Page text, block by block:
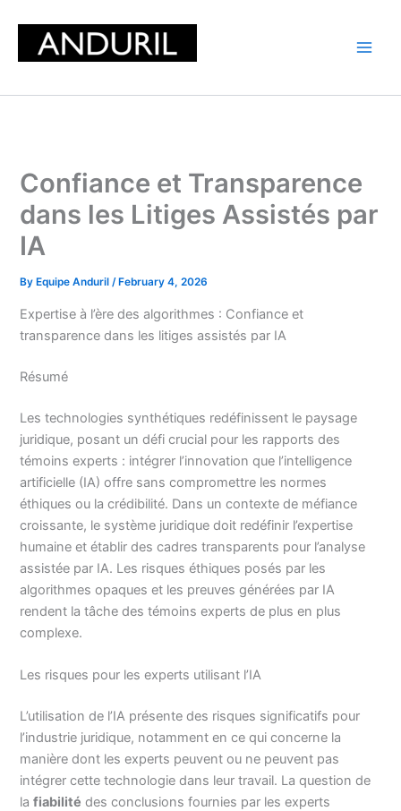
content
Confiance et Transparence
dans les Litiges Assistés par
IA
By Equipe Anduril/ February 4, 2026
Expertise à l’ère des algorithmes : Confiance et
transparence dans les litiges assistés par IA
Résumé
Les technologies synthétiques redéfinissent le paysage
juridique, posant un défi crucial pour les rapports des
témoins experts : intégrer l’innovation que l’intelligence
artificielle (IA) offre sans compromettre les normes
éthiques ou la crédibilité. Dans un contexte de méfiance
croissante, le système juridique doit redéfinir l’expertise
humaine et établir des cadres transparents pour l’analyse
assistée par IA. Les risques éthiques posés par les
algorithmes opaques et les preuves générées par IA
rendent la tâche des témoins experts de plus en plus
complexe.
Les risques pour les experts utilisant l’IA
L’utilisation de l’IA présente des risques significatifs pour
l’industrie juridique, notamment en ce qui concerne la
manière dont les experts peuvent ou ne peuvent pas
intégrer cette technologie dans leur travail. La question de
lafiabilité des conclusions fournies par les experts